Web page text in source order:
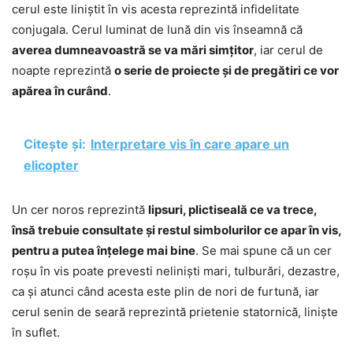
cerul este liniștit în vis acesta reprezintă infidelitate
conjugala. Cerul luminat de lună din vis înseamnă că
averea dumneavoastră se va mări simțitor, iar cerul de
noapte reprezintă o serie de proiecte și de pregătiri ce vor
apărea în curând.
Citește și: Interpretare vis în care apare un
elicopter
Un cer noros reprezintă lipsuri, plictiseală ce va trece,
însă trebuie consultate și restul simbolurilor ce apar în vis,
pentru a putea înțelege mai bine. Se mai spune că un cer
roșu în vis poate prevesti neliniști mari, tulburări, dezastre,
ca și atunci când acesta este plin de nori de furtună, iar
cerul senin de seară reprezintă prietenie statornică, liniște
în suflet.